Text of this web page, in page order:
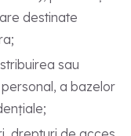
destinate
sau
a bazelor